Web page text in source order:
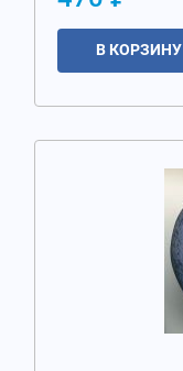
В КОРЗИНУ